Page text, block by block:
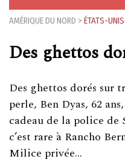
AMÉRIQUE DU NORD > ÉTATS-UNIS
Des ghettos
Des ghettos dorés sur
perle, Ben Dyas, 62
cadeau de la police de
c’est rare à Rancho
Milice privée…